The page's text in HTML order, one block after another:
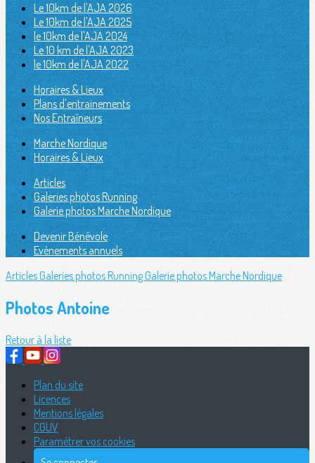
Le 10km de l'AJA 2026
Le 10km de l'AJA 2025
le 10km de l'AJA 2024
Le 10 km de l'AJA 2023
le 10km de l'AJA 2022
Horaires & Lieux
Plans d'entrainements
Nos Entraîneurs
Marche Nordique
Horaires & Lieux
Articles
Galeries photos Running
Galerie photos Marche Nordique
Devenir Bénévole
Evènements annuels
ArticlesGaleries photos RunningGalerie photos Marche Nordique
Photos Antoine
Retour à la liste
Plan du site
Licences
Mentions légales
CGUV
Paramétrer vos cookies